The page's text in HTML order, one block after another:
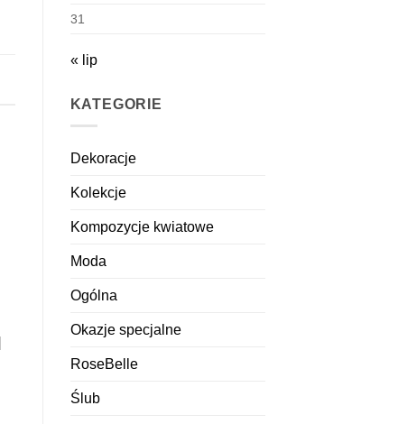
31
« lip
KATEGORIE
Dekoracje
Kolekcje
Kompozycje kwiatowe
Moda
Ogólna
Okazje specjalne
RoseBelle
Ślub